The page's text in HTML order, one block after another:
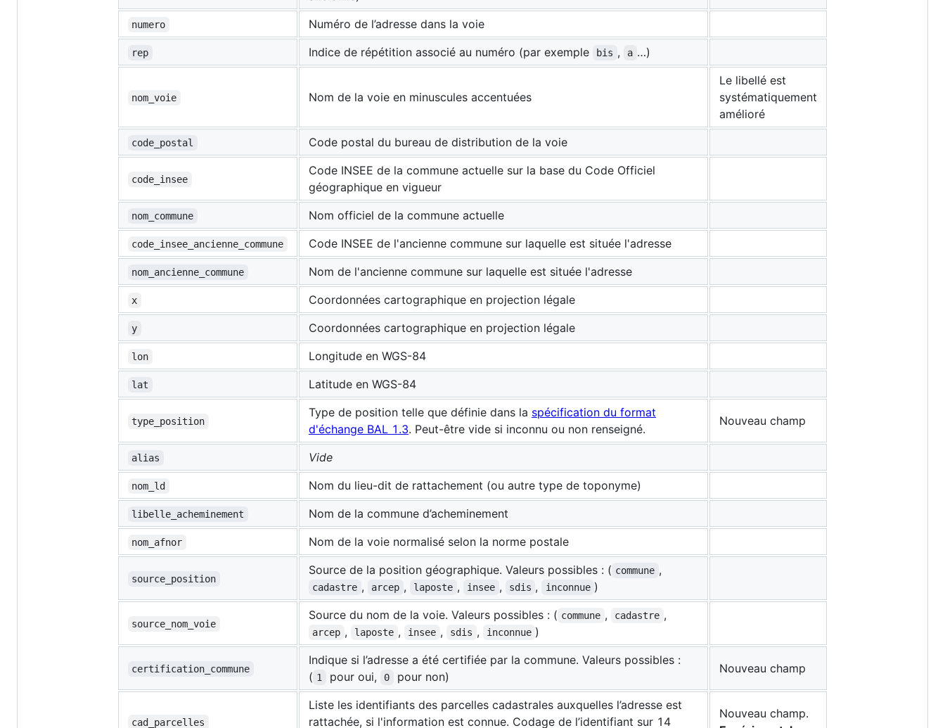
numero Numéro de l’adresse dans la voie
rep Indice de répétition associé au numéro (par exemple bis , a …)
nom_voie Nom de la voie en minuscules accentuées
Le libellé est
systématiquement
amélioré
code_postal Code postal du bureau de distribution de la voie
code_insee
Code INSEE de la commune actuelle sur la base du Code Officiel
géographique en vigueur
nom_commune Nom officiel de la commune actuelle
code_insee_ancienne_commune Code INSEE de l'ancienne commune sur laquelle est située l'adresse
nom_ancienne_commune Nom de l'ancienne commune sur laquelle est située l'adresse
x Coordonnées cartographique en projection légale
y Coordonnées cartographique en projection légale
lon Longitude en WGS-84
lat Latitude en WGS-84
type_position
Type de position telle que définie dans la spécification du format
d'échange BAL 1.3. Peut-être vide si inconnu ou non renseigné.
Nouveau champ
alias Vide
nom_ld Nom du lieu-dit de rattachement (ou autre type de toponyme)
libelle_acheminement Nom de la commune d’acheminement
nom_afnor Nom de la voie normalisé selon la norme postale
source_position
Source de la position géographique. Valeurs possibles : ( commune ,
cadastre , arcep , laposte , insee , sdis , inconnue )
source_nom_voie
Source du nom de la voie. Valeurs possibles : ( commune , cadastre ,
arcep , laposte , insee , sdis , inconnue )
certification_commune
Indique si l’adresse a été certifiée par la commune. Valeurs possibles :
( 1 pour oui, 0 pour non)
Nouveau champ
cad_parcelles
Liste les identifiants des parcelles cadastrales auxquelles l’adresse est
rattachée, si l'information est connue. Codage de l’identifiant sur 14
Nouveau champ.